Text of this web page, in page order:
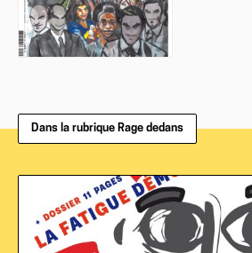
Dans la rubrique Rage dedans